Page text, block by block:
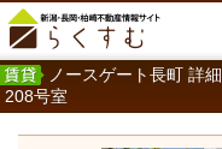
ノースゲート長町 詳細
208号室